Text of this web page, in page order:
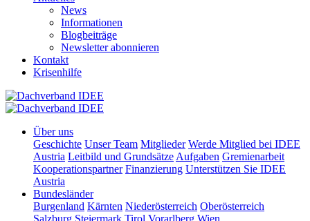
News
Informationen
Blogbeiträge
Newsletter abonnieren
Kontakt
Krisenhilfe
Über uns
Geschichte Unser Team Mitglieder Werde Mitglied bei IDEE
Austria Leitbild und Grundsätze Aufgaben Gremienarbeit
Kooperationspartner Finanzierung Unterstützen Sie IDEE
Austria
Bundesländer
Burgenland Kärnten Niederösterreich Oberösterreich
Salzburg Steiermark Tirol Vorarlberg Wien